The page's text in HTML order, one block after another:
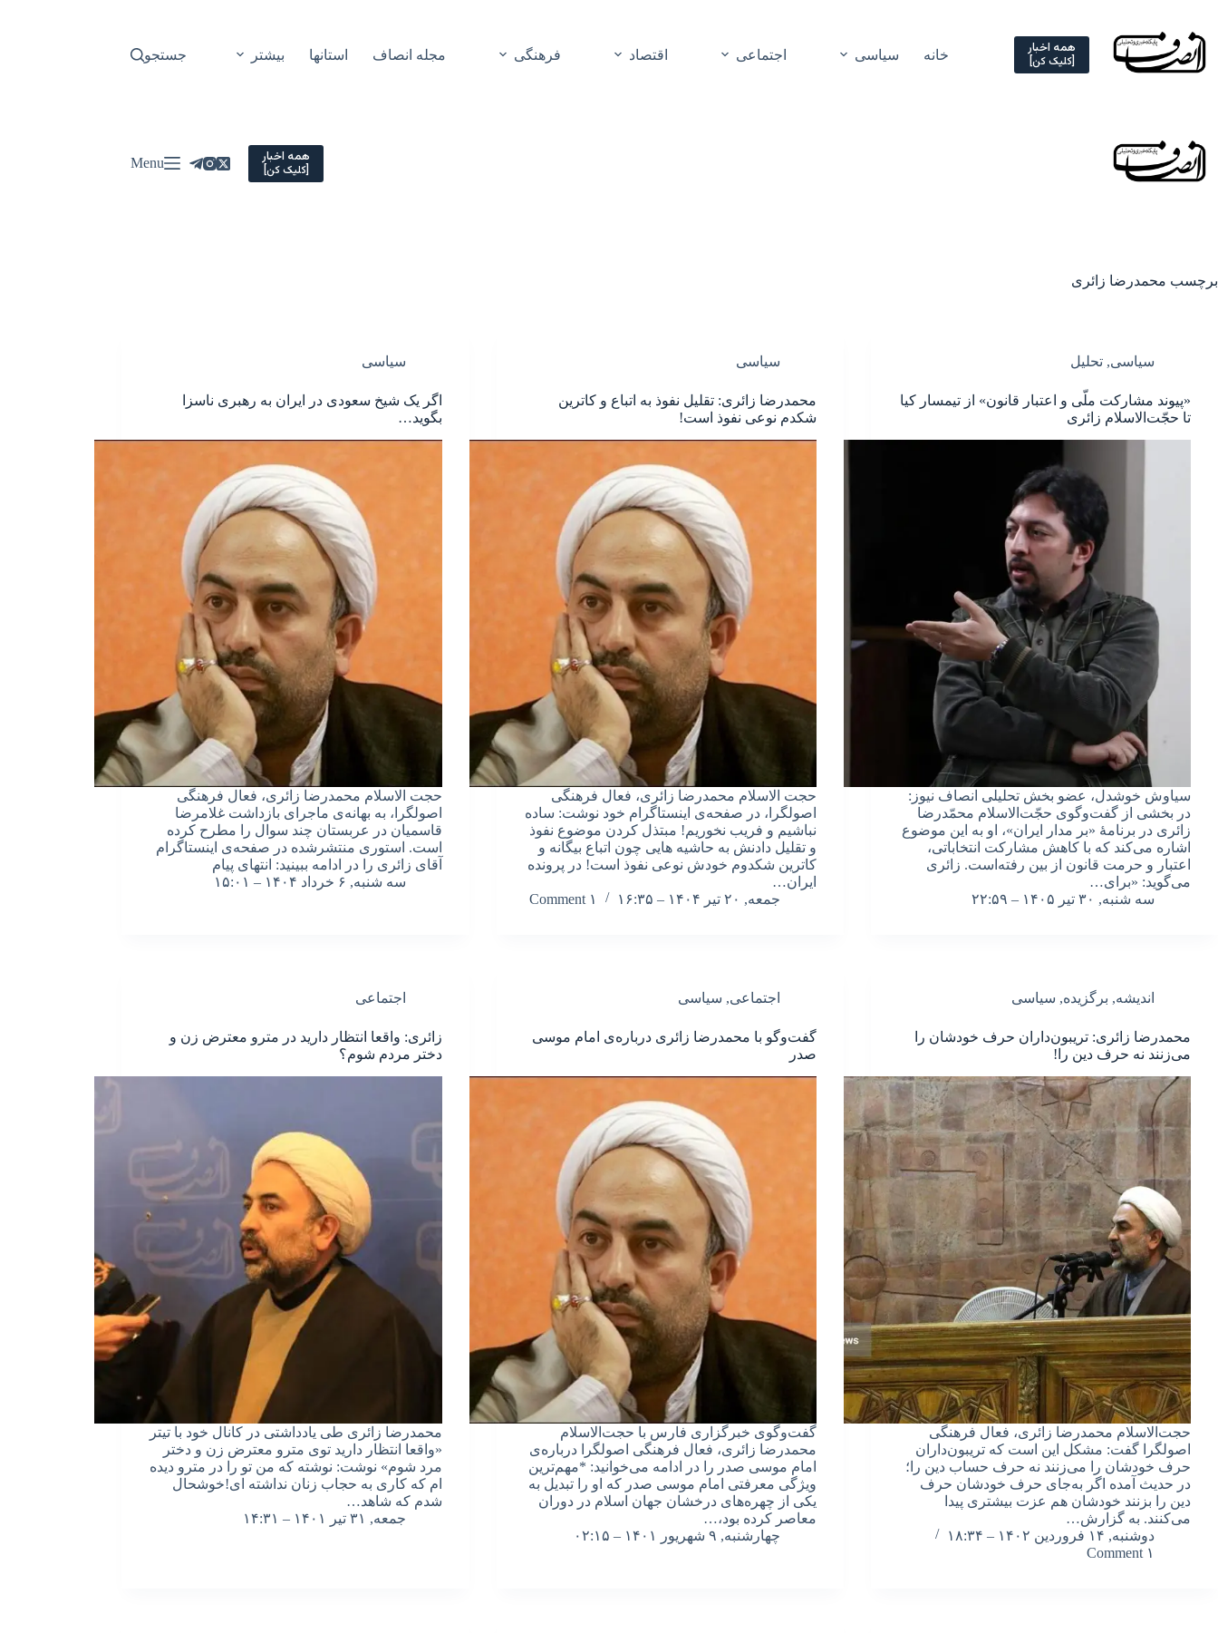
content
همه اخبار
[کلیک کن] خانه سیاسی اجتماعی اقتصاد فرهنگی مجله انصاف استانها بیشتر جستجو
همه اخبار
[کلیک کن] Menu
برچسب محمدرضا زائری
سیاسی, تحلیل
«پیوند مشارکت ملّی و اعتبار قانون» از تیمسار کیا
تا حجّت‌الاسلام زائری
سیاوش خوشدل، عضو بخش تحلیلی انصاف نیوز:
در بخشی از گفت‌وگوی حجّت‌الاسلام محمّدرضا
زائری در برنامۀ «بر مدار ایران»، او به این موضوع
اشاره می‌کند که با کاهش مشارکت انتخاباتی،
اعتبار و حرمت قانون از بین رفته‌است. زائری
می‌گوید: «برای…
سه شنبه, ۳۰ تیر ۱۴۰۵ – ۲۲:۵۹
سیاسی
محمدرضا زائری: تقلیل نفوذ به اتباع و کاترین
شکدم نوعی نفوذ است!
حجت الاسلام محمدرضا زائری، فعال فرهنگی
اصولگرا، در صفحه‌ی اینستاگرام خود نوشت: ساده
نباشیم و فریب نخوریم! مبتذل کردن موضوع نفوذ
و تقلیل دادنش به حاشیه هایی چون اتباع بیگانه و
کاترین شکدوم خودش نوعی نفوذ است! در پرونده
ایران…
جمعه, ۲۰ تیر ۱۴۰۴ – ۱۶:۳۵
۱ Comment
سیاسی
اگر یک شیخ سعودی در ایران به رهبری ناسزا
بگوید…
حجت الاسلام محمدرضا زائری، فعال فرهنگی
اصولگرا، به بهانه‌ی ماجرای بازداشت غلامرضا
قاسمیان در عربستان چند سوال را مطرح کرده
است. استوری منتشرشده در صفحه‌ی اینستاگرام
آقای زائری را در ادامه ببینید: انتهای پیام
سه شنبه, ۶ خرداد ۱۴۰۴ – ۱۵:۰۱
اندیشه, برگزیده, سیاسی
محمدرضا زائری: تریبون‌داران حرف خودشان را
می‌زنند نه حرف دین را!
حجت‌الاسلام محمدرضا زائری، فعال فرهنگی
اصولگرا گفت: مشکل این است که تریبون‌داران
حرف خودشان را می‌زنند نه حرف حساب دین را؛
در حدیث آمده اگر به‌جای حرف خودشان حرف
دین را بزنند خودشان هم عزت بیشتری پیدا
می‌کنند. به گزارش…
دوشنبه, ۱۴ فروردین ۱۴۰۲ – ۱۸:۳۴
۱ Comment
اجتماعی, سیاسی
گفت‌وگو با محمدرضا زائری درباره‌ی امام موسی
صدر
گفت‌وگوی خبرگزاری فارس با حجت‌الاسلام
محمدرضا زائری، فعال فرهنگی اصولگرا درباره‌ی
امام موسی صدر را در ادامه می‌خوانید: *مهم‌ترین
ویژگی معرفتی امام موسی صدر که او را تبدیل به
یکی از چهره‌های درخشان جهان اسلام در دوران
معاصر کرده بود،…
چهارشنبه, ۹ شهریور ۱۴۰۱ – ۰۲:۱۵
اجتماعی
زائری: واقعا انتظار دارید در مترو معترض زن و
دختر مردم شوم؟
محمدرضا زائری طی یادداشتی در کانال خود با تیتر
«واقعا انتظار دارید توی مترو معترض زن و دختر
مرد شوم» نوشت: نوشته که من تو را در مترو دیده
ام که کاری به حجاب زنان نداشته ای!خوشحال
شدم که شاهد…
جمعه, ۳۱ تیر ۱۴۰۱ – ۱۴:۳۱